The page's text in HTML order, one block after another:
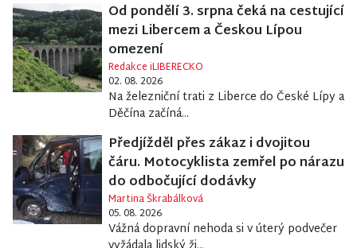
Od pondělí 3. srpna čeká na cestující
mezi Libercem a Českou Lípou
omezení
Redakce iLIBERECKO
02. 08. 2026
Na železniční trati z Liberce do České Lípy a
Děčína začíná...
Předjížděl přes zákaz i dvojitou
čáru. Motocyklista zemřel po nárazu
do odbočující dodávky
Martina Škrabálková
05. 08. 2026
Vážná dopravní nehoda si v úterý podvečer